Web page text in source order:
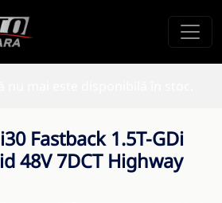
Fastback 1.5T-GDi
48V 7DCT Highway